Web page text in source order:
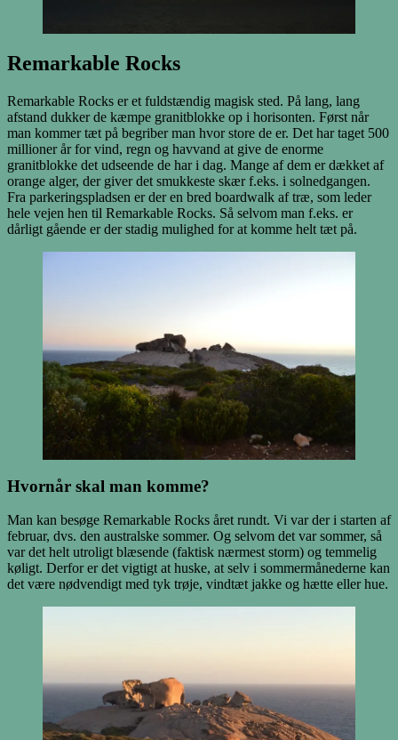
Remarkable Rocks
Remarkable Rocks er et fuldstændig magisk sted. På lang, lang
afstand dukker de kæmpe granitblokke op i horisonten. Først når
man kommer tæt på begriber man hvor store de er. Det har taget 500
millioner år for vind, regn og havvand at give de enorme
granitblokke det udseende de har i dag. Mange af dem er dækket af
orange alger, der giver det smukkeste skær f.eks. i solnedgangen.
Fra parkeringspladsen er der en bred boardwalk af træ, som leder
hele vejen hen til Remarkable Rocks. Så selvom man f.eks. er
dårligt gående er der stadig mulighed for at komme helt tæt på.
Hvornår skal man komme?
Man kan besøge Remarkable Rocks året rundt. Vi var der i starten af
februar, dvs. den australske sommer. Og selvom det var sommer, så
var det helt utroligt blæsende (faktisk nærmest storm) og temmelig
køligt. Derfor er det vigtigt at huske, at selv i sommermånederne kan
det være nødvendigt med tyk trøje, vindtæt jakke og hætte eller hue.